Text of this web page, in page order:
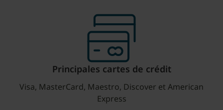
Principales cartes de crédit
Visa, MasterCard, Maestro, Discover et American
Express